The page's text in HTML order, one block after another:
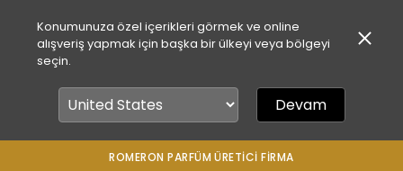
Konumunuza özel içerikleri görmek ve online
alışveriş yapmak için başka bir ülkeyi veya bölgeyi
seçin.
Devam
ROMERON PARFÜM ÜRETICI FIRMA